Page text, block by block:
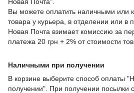
Вы можете оплатить наличными или
товара у курьера, в отделении или в
Новая Почта взимает комиссию за
платежа 20 грн + 2% от стоимости
Наличными при получении
В корзине выберите способ оплаты
получении". При получении посылки